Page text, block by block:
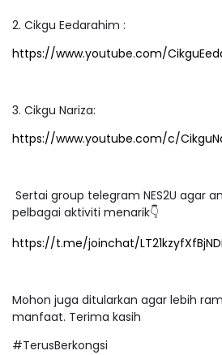
2. Cikgu Eedarahim :
https://www.youtube.com/
3. Cikgu Nariza:
https://www.youtube.com/c/
Sertai group telegram NES2U agar
pelbagai aktiviti menarik👇
https://t.me/joinchat/
Mohon juga ditularkan agar lebih
manfaat. Terima kasih
#TerusBerkongsi